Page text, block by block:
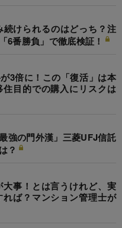
続けられるのはどっち？注
6番勝負」で徹底検証！
3倍に！この「復活」は本
目的での購入にリスクは
強の門外漢」三菱UFJ信託
？
事！とは言うけれど、実
ば？マンション管理士が